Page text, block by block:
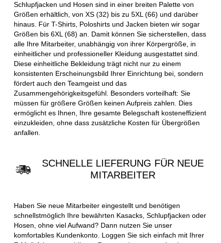
Schlupfjacken und Hosen sind in einer breiten Palette von
Größen erhältlich, von XS (32) bis zu 5XL (66) und darüber
hinaus. Für T-Shirts, Poloshirts und Jacken bieten wir sogar
Größen bis 6XL (68) an. Damit können Sie sicherstellen, dass
alle Ihre Mitarbeiter, unabhängig von ihrer Körpergröße, in
einheitlicher und professioneller Kleidung ausgestattet sind.
Diese einheitliche Bekleidung trägt nicht nur zu einem
konsistenten Erscheinungsbild Ihrer Einrichtung bei, sondern
fördert auch den Teamgeist und das
Zusammengehörigkeitsgefühl. Besonders vorteilhaft: Sie
müssen für größere Größen keinen Aufpreis zahlen. Dies
ermöglicht es Ihnen, Ihre gesamte Belegschaft kosteneffizient
einzukleiden, ohne dass zusätzliche Kosten für Übergrößen
anfallen.
SCHNELLE LIEFERUNG FÜR NEUE
MITARBEITER
Haben Sie neue Mitarbeiter eingestellt und benötigen
schnellstmöglich Ihre bewährten Kasacks, Schlupfjacken oder
Hosen, ohne viel Aufwand? Dann nutzen Sie unser
komfortables Kundenkonto. Loggen Sie sich einfach mit Ihrer